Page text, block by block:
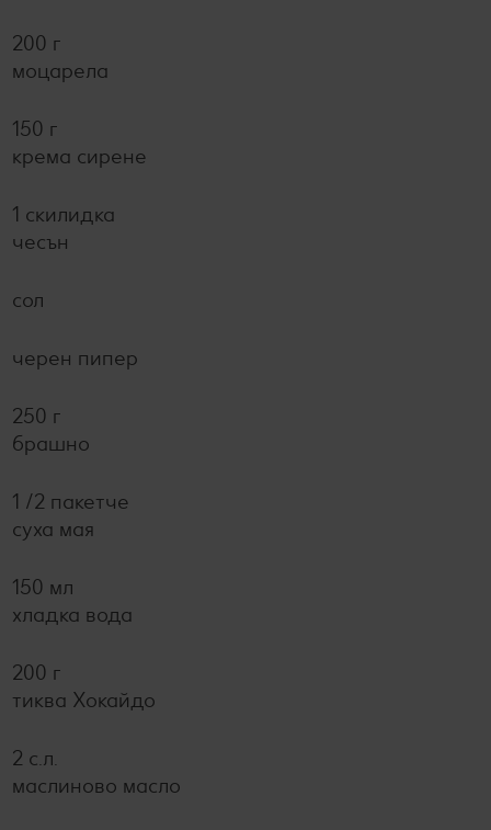
200 г
моцарела
150 г
крема сирене
1 скилидка
чесън
сол
черен пипер
250 г
брашно
1 /2 пакетче
суха мая
150 мл
хладка вода
200 г
тиква Хокайдо
2 с.л.
маслиново масло